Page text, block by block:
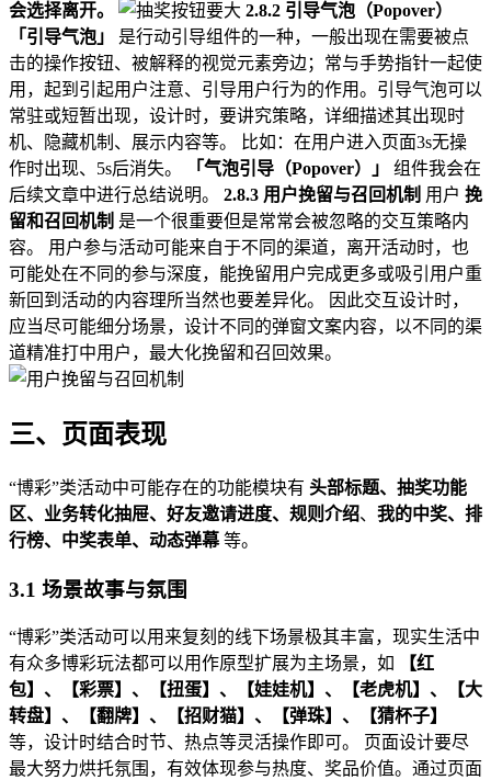
会选择离开。
2.8.2 引导气泡（Popover）
「引导气泡」
是行动引导组件的一种，一般出现在需要被点
击的操作按钮、被解释的视觉元素旁边；常与手势指针一起使
用，起到引起用户注意、引导用户行为的作用。引导气泡可以
常驻或短暂出现，设计时，要讲究策略，详细描述其出现时
机、隐藏机制、展示内容等。 比如：在用户进入页面3s无操
作时出现、5s后消失。
「气泡引导（Popover）」
组件我会在
后续文章中进行总结说明。 2.8.3 用户挽留与召回机制 用户 挽
留和召回机制 是一个很重要但是常常会被忽略的交互策略内
容。 用户参与活动可能来自于不同的渠道，离开活动时，也
可能处在不同的参与深度，能挽留用户完成更多或吸引用户重
新回到活动的内容理所当然也要差异化。 因此交互设计时，
应当尽可能细分场景，设计不同的弹窗文案内容，以不同的渠
道精准打中用户，最大化挽留和召回效果。
三、页面表现
“博彩”类活动中可能存在的功能模块有 头部标题、抽奖功能
区、业务转化抽屉、好友邀请进度、规则介绍、 我的中奖、排
行榜、中奖表单、动态弹幕等。
3.1 场景故事与氛围
“博彩”类活动可以用来复刻的线下场景极其丰富，现实生活中
有众多博彩玩法都可以用作原型扩展为主场景，如
【红
包】、【彩票】、【扭蛋】、【娃娃机】、【老虎机】、【大
转盘】、【翻牌】、【招财猫】、【弹珠】、【猜杯子】
等，设计时结合时节、热点等灵活操作即可。 页面设计要尽
最大努力烘托氛围，有效体现参与热度、奖品价值。通过页面